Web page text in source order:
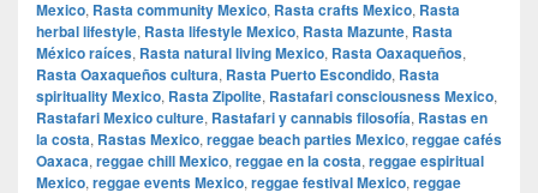
Mexico, Rasta community Mexico, Rasta crafts Mexico, Rasta
herbal lifestyle, Rasta lifestyle Mexico, Rasta Mazunte, Rasta
México raíces, Rasta natural living Mexico, Rasta Oaxaqueños,
Rasta Oaxaqueños cultura, Rasta Puerto Escondido, Rasta
spirituality Mexico, Rasta Zipolite, Rastafari consciousness Mexico,
Rastafari Mexico culture, Rastafari y cannabis filosofía, Rastas en
la costa, Rastas Mexico, reggae beach parties Mexico, reggae cafés
Oaxaca, reggae chill Mexico, reggae en la costa, reggae espiritual
Mexico, reggae events Mexico, reggae festival Mexico, reggae